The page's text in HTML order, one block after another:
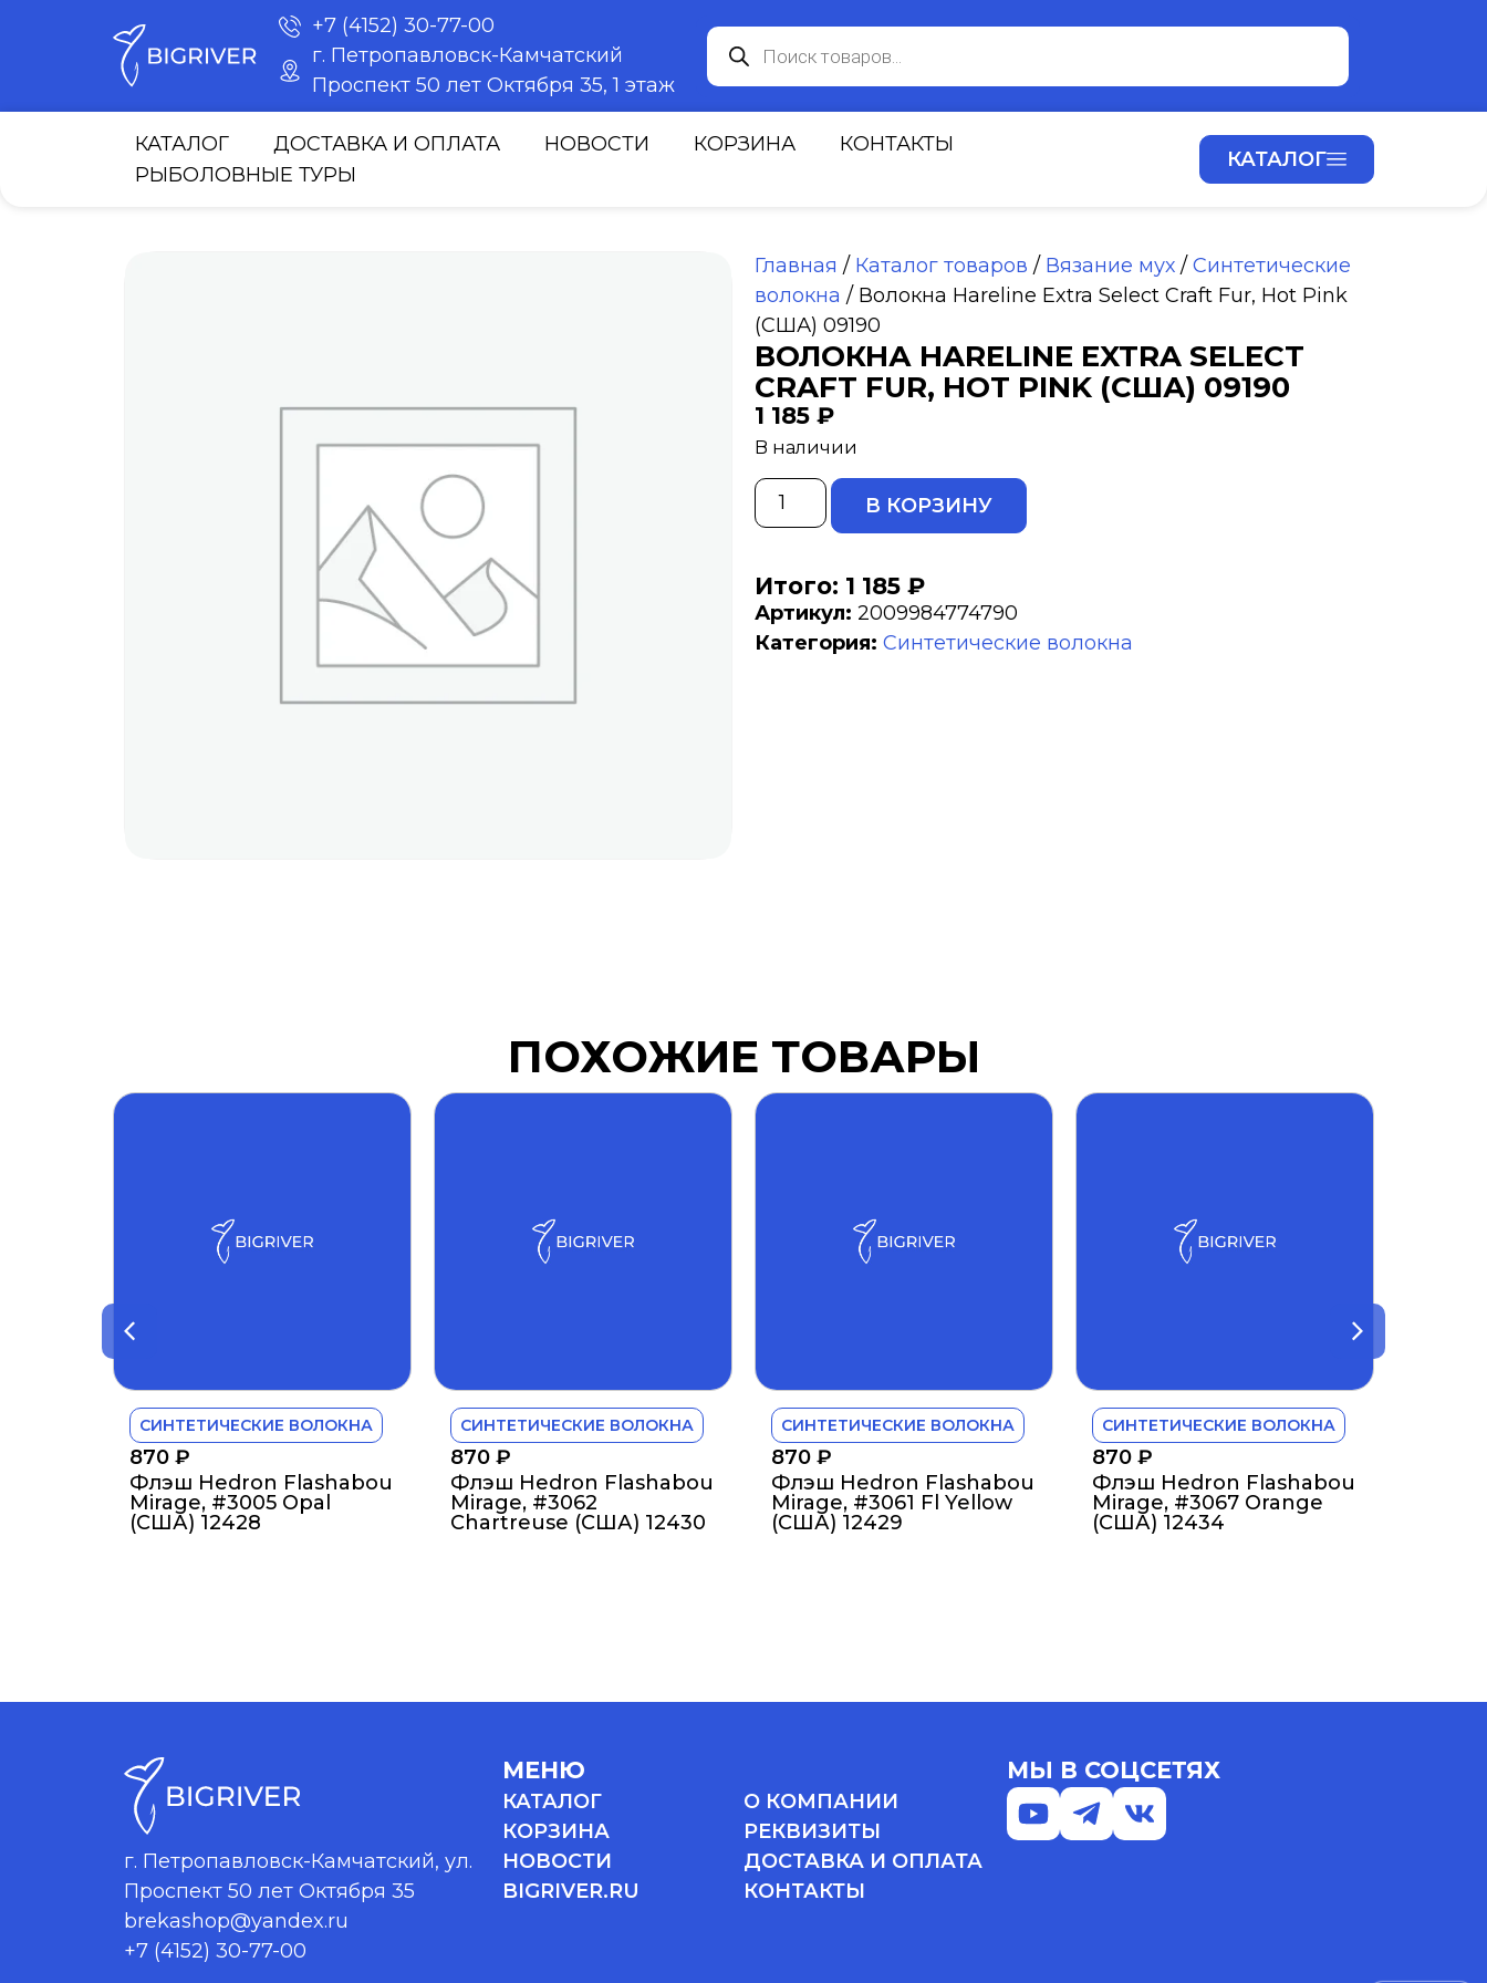
+7 (4152) 30-77-00
г. Петропавловск-Камчатский
Проспект 50 лет Октября 35, 1 этаж
КАТАЛОГ ДОСТАВКА И ОПЛАТА НОВОСТИ КОРЗИНА
КОНТАКТЫ
РЫБОЛОВНЫЕ ТУРЫ
КАТАЛОГ
Главная / Каталог товаров / Вязание мух / Синтетические
волокна / Волокна Hareline Extra Select Craft Fur, Hot Pink
(США) 09190
ВОЛОКНА HARELINE EXTRA SELECT
CRAFT FUR, HOT PINK (США) 09190
1 185 ₽
В наличии
В КОРЗИНУ
Итого: 1 185 ₽
Артикул: 2009984774790
Категория: Синтетические волокна
ПОХОЖИЕ ТОВАРЫ
СИНТЕТИЧЕСКИЕ ВОЛОКНА
870 ₽
Флэш Hedron Flashabou
Mirage, #3005 Opal
(США) 12428
СИНТЕТИЧЕСКИЕ ВОЛОКНА
870 ₽
Флэш Hedron Flashabou
Mirage, #3062
Chartreuse (США) 12430
СИНТЕТИЧЕСКИЕ ВОЛОКНА
870 ₽
Флэш Hedron Flashabou
Mirage, #3061 Fl Yellow
(США) 12429
СИНТЕТИЧЕСКИЕ ВОЛОКНА
870 ₽
Флэш Hedron Flashabou
Mirage, #3067 Orange
(США) 12434
г. Петропавловск-Камчатский, ул.
Проспект 50 лет Октября 35
brekashop@yandex.ru
+7 (4152) 30-77-00
МЕНЮ
КАТАЛОГ
О КОМПАНИИ
КОРЗИНА
РЕКВИЗИТЫ
НОВОСТИ
ДОСТАВКА И ОПЛАТА
BIGRIVER.RU
КОНТАКТЫ
МЫ В СОЦСЕТЯХ